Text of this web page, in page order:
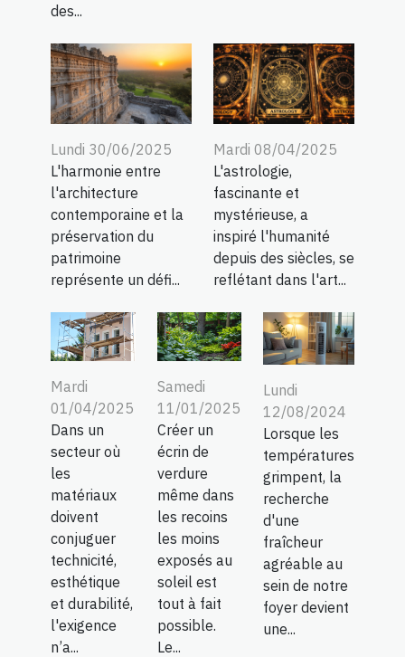
des...
Lundi 30/06/2025
L'harmonie entre
l'architecture
contemporaine et la
préservation du
patrimoine
représente un défi...
Mardi 08/04/2025
L'astrologie,
fascinante et
mystérieuse, a
inspiré l'humanité
depuis des siècles, se
reflétant dans l'art...
Mardi
01/04/2025
Dans un
secteur où
les
matériaux
doivent
conjuguer
technicité,
esthétique
et durabilité,
l'exigence
n’a...
Samedi
11/01/2025
Créer un
écrin de
verdure
même dans
les recoins
les moins
exposés au
soleil est
tout à fait
possible.
Le...
Lundi
12/08/2024
Lorsque les
températures
grimpent, la
recherche
d'une
fraîcheur
agréable au
sein de notre
foyer devient
une...